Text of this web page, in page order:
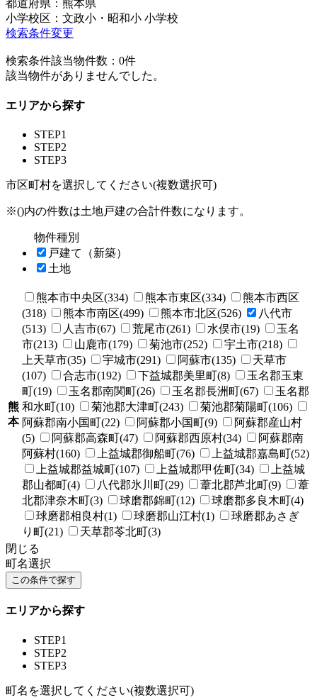
都道府県：熊本県
小学校区：文政小・昭和小 小学校
検索条件変更
検索条件該当物件数： 0件
該当物件がありませんでした。
エリアから探す
STEP1
STEP2
STEP3
市区町村を選択してください(複数選択可)
※()内の件数は土地戸建の合計件数になります。
物件種別
戸建て（新築）
土地
熊
本
熊本市中央区(334) 熊本市東区(334)
熊本市西区
(318)
熊本市南区(499) 熊本市北区(526)
八代市
(513)
人吉市(67) 荒尾市(261) 水俣市(19)
玉名
市(213)
山鹿市(179) 菊池市(252)
宇土市(218)
上天草市(35)
宇城市(291) 阿蘇市(135)
天草市
(107)
合志市(192) 下益城郡美里町(8)
玉名郡玉東
町(19)
玉名郡南関町(26) 玉名郡長洲町(67)
玉名郡
和水町(10)
菊池郡大津町(243)
菊池郡菊陽町(106)
阿蘇郡南小国町(22)
阿蘇郡小国町(9)
阿蘇郡産山村
(5)
阿蘇郡高森町(47) 阿蘇郡西原村(34)
阿蘇郡南
阿蘇村(160)
上益城郡御船町(76)
上益城郡嘉島町(52)
上益城郡益城町(107)
上益城郡甲佐町(34)
上益城
郡山都町(4)
八代郡氷川町(29) 葦北郡芦北町(9)
葦
北郡津奈木町(3)
球磨郡錦町(12)
球磨郡多良木町(4)
球磨郡相良村(1)
球磨郡山江村(1)
球磨郡あさぎ
り町(21)
天草郡苓北町(3)
閉じる
町名選択
エリアから探す
STEP1
STEP2
STEP3
町名を選択してください(複数選択可)